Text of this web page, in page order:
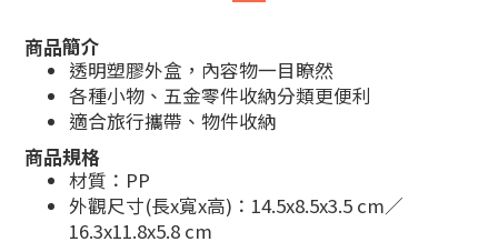
商品簡介
透明塑膠外盒，內容物一目瞭然
各種小物、五金零件收納分類更便利
適合旅行攜帶、物件收納
商品規格
材質：PP
外觀尺寸(長x寬x高)：14.5x8.5x3.5 cm／
16.3x11.8x5.8 cm